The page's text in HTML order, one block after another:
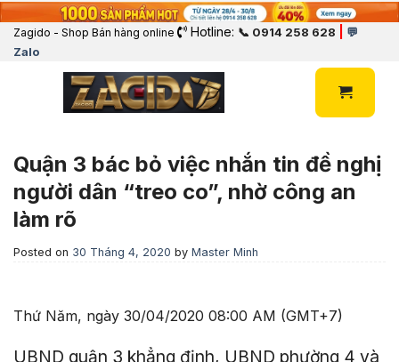
Zagido - Shop Bán hàng online Hotline: 📞 0914 258 628
💬
Zalo
Quận 3 bác bỏ việc nhắn tin đề nghị
người dân “treo co”, nhờ công an
làm rõ
Posted on 30 Tháng 4, 2020 by Master Minh
Thứ Năm, ngày 30/04/2020 08:00 AM (GMT+7)
UBND quận 3 khẳng định, UBND phường 4 và